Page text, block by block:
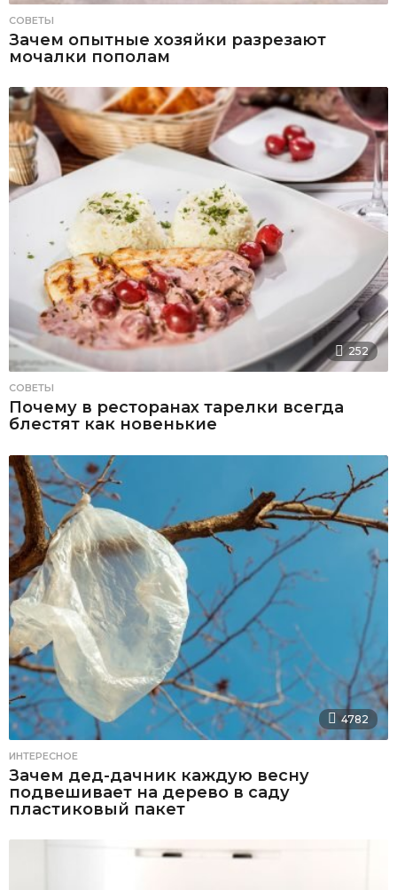
СОВЕТЫ
Зачем опытные хозяйки разрезают
мочалки пополам
252
СОВЕТЫ
Почему в ресторанах тарелки всегда
блестят как новенькие
4782
ИНТЕРЕСНОЕ
Зачем дед-дачник каждую весну
подвешивает на дерево в саду
пластиковый пакет